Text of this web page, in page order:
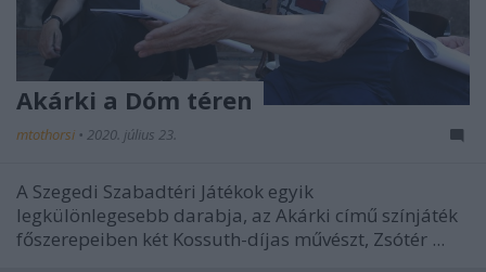
Akárki a Dóm téren
mtothorsi • 2020. július 23.
A Szegedi Szabadtéri Játékok egyik
legkülönlegesebb darabja, az Akárki című színjáték
főszerepeiben két Kossuth-díjas művészt, Zsótér ...